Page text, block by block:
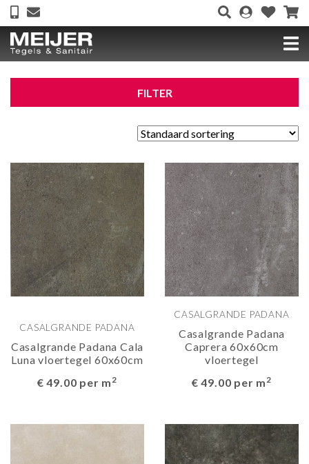
FILTER
CASALGRANDE PADANA
Casalgrande Padana Cala
Luna vloertegel 60x60cm
€ 49.00 per m2
CASALGRANDE PADANA
Casalgrande Padana
Caprera 60x60cm
vloertegel
€ 49.00 per m2